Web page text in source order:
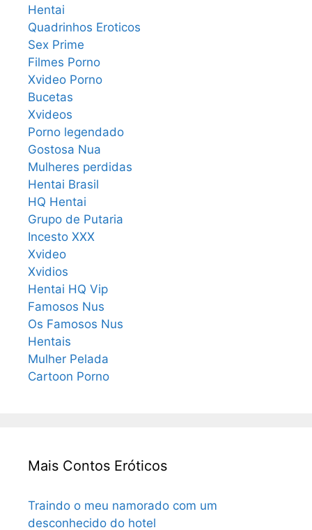
Hentai
Quadrinhos Eroticos
Sex Prime
Filmes Porno
Xvideo Porno
Bucetas
Xvideos
Porno legendado
Gostosa Nua
Mulheres perdidas
Hentai Brasil
HQ Hentai
Grupo de Putaria
Incesto XXX
Xvideo
Xvidios
Hentai HQ Vip
Famosos Nus
Os Famosos Nus
Hentais
Mulher Pelada
Cartoon Porno
Mais Contos Eróticos
Traindo o meu namorado com um
desconhecido do hotel